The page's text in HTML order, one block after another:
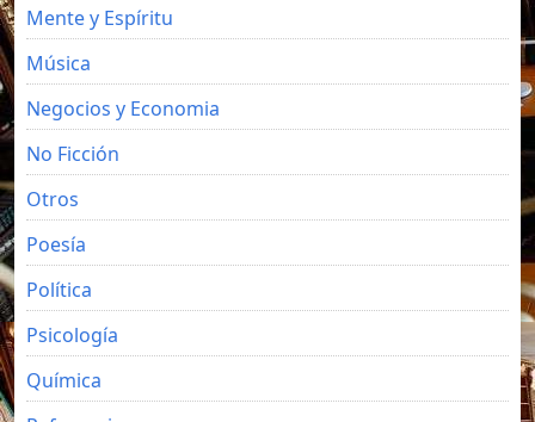
Mente y Espíritu
Música
Negocios y Economia
No Ficción
Otros
Poesía
Política
Psicología
Química